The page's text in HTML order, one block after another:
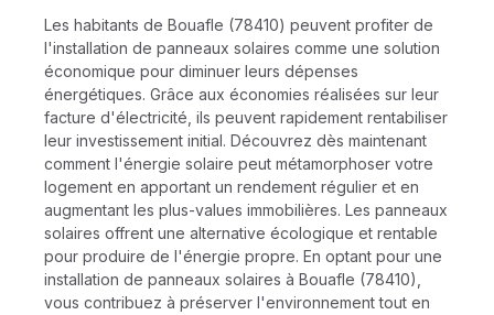
Les habitants de Bouafle (78410) peuvent profiter de
l'installation de panneaux solaires comme une solution
économique pour diminuer leurs dépenses
énergétiques. Grâce aux économies réalisées sur leur
facture d'électricité, ils peuvent rapidement rentabiliser
leur investissement initial. Découvrez dès maintenant
comment l'énergie solaire peut métamorphoser votre
logement en apportant un rendement régulier et en
augmentant les plus-values immobilières. Les panneaux
solaires offrent une alternative écologique et rentable
pour produire de l'énergie propre. En optant pour une
installation de panneaux solaires à Bouafle (78410),
vous contribuez à préserver l'environnement tout en